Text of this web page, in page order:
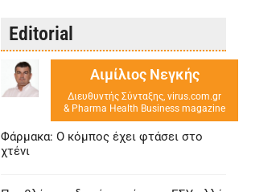
Editorial
Αιμίλιος Νεγκής
Διευθυντής Σύνταξης, virus.com.gr
& Pharma Health Business magazine
Φάρμακα: Ο κόμπος έχει φτάσει στο
χτένι